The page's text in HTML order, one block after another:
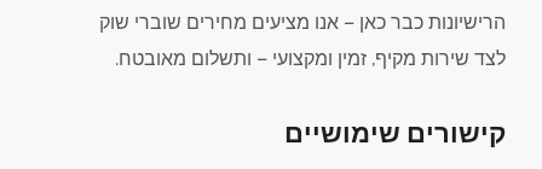
הרישיונות כבר כאן – אנו מציעים מחירים שוברי שוק
לצד שירות מקיף, זמין ומקצועי – ותשלום מאובטח.
קישורים שימושיים